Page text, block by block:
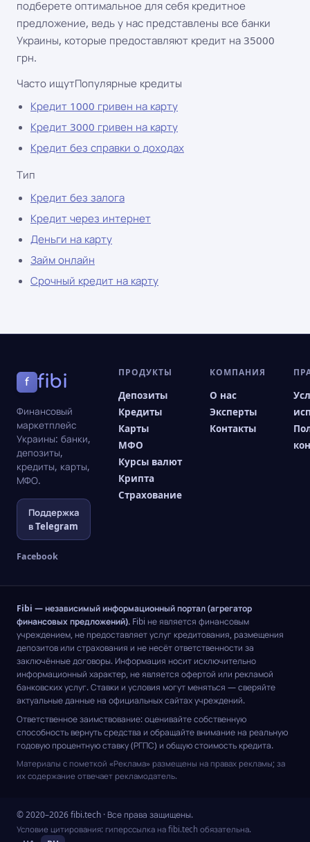
подберете оптимальное для себя кредитное
предложение, ведь у нас представлены все банки
Украины, которые предоставляют кредит на 35000
грн.
Часто ищутПопулярные кредиты
Кредит 1000 гривен на карту
Кредит 3000 гривен на карту
Кредит без справки о доходах
Тип
Кредит без залога
Кредит через интернет
Деньги на карту
Займ онлайн
Срочный кредит на карту
f fibi
Финансовый
маркетплейс
Украины: банки,
депозиты,
кредиты, карты,
МФО.
Поддержка
в Telegram
Facebook
ПРОДУКТЫ
Депозиты
Кредиты
Карты
МФО
Курсы валют
Крипта
Страхование
КОМПАНИЯ
О нас
Эксперты
Контакты
Fibi — независимый информационный портал (агрегатор
финансовых предложений). Fibi не является финансовым
учреждением, не предоставляет услуг кредитования, размещения
депозитов или страхования и не несёт ответственности за
заключённые договоры. Информация носит исключительно
информационный характер, не является офертой или рекламой
банковских услуг. Ставки и условия могут меняться — сверяйте
актуальные данные на официальных сайтах учреждений.
Ответственное заимствование: оценивайте собственную
способность вернуть средства и обращайте внимание на реальную
годовую процентную ставку (РГПС) и общую стоимость кредита.
Материалы с пометкой «Реклама» размещены на правах рекламы; за
их содержание отвечает рекламодатель.
© 2020–2026 fibi.tech · Все права защищены.
Условие цитирования: гиперссылка на fibi.tech обязательна.